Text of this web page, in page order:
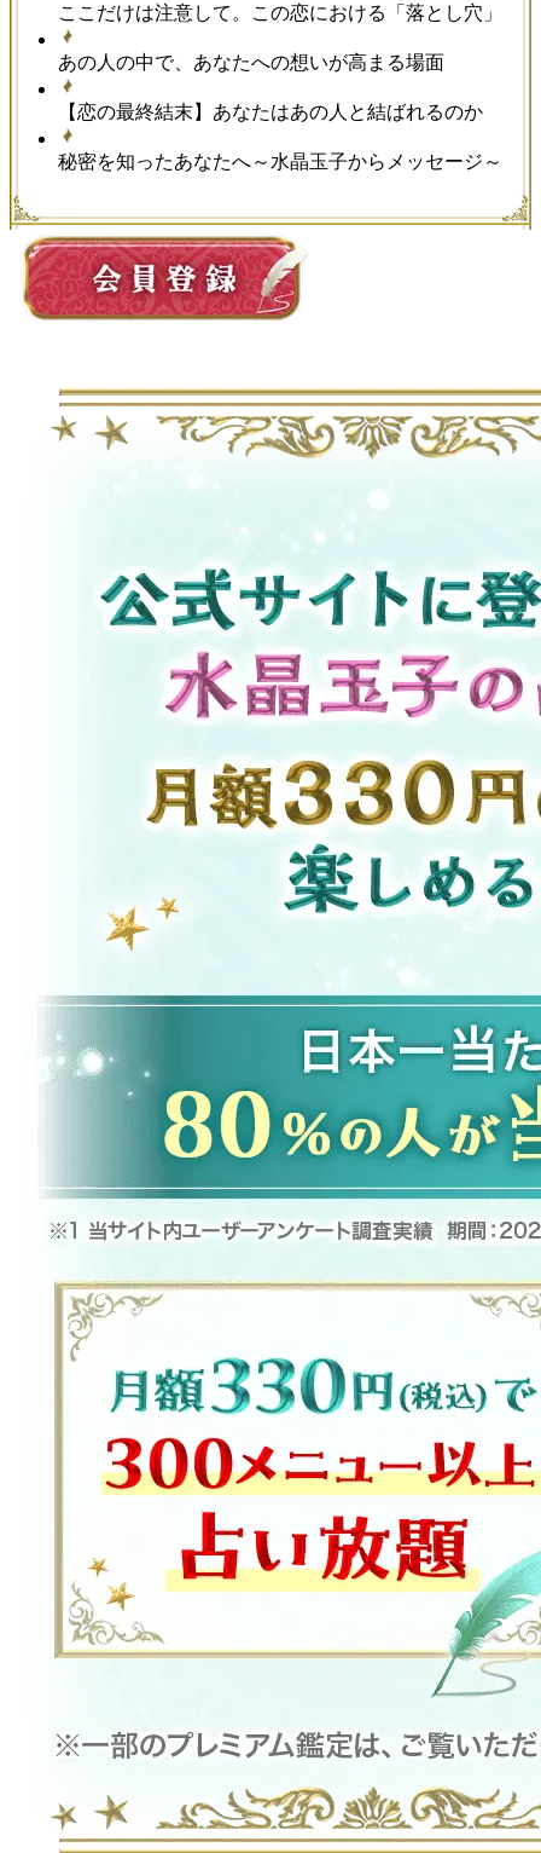
ここだけは注意して。この恋における「落とし穴」
あの人の中で、あなたへの想いが高まる場面
【恋の最終結末】あなたはあの人と結ばれるのか
秘密を知ったあなたへ～水晶玉子からメッセージ～